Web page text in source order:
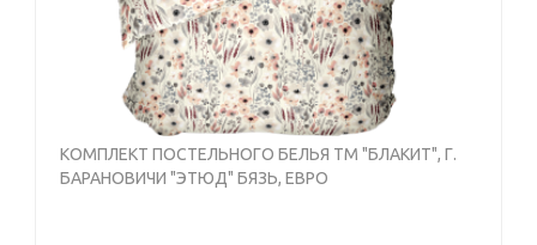
КОМПЛЕКТ ПОСТЕЛЬНОГО БЕЛЬЯ ТМ "БЛАКИТ", Г.
БАРАНОВИЧИ "ЭТЮД" БЯЗЬ, ЕВРО